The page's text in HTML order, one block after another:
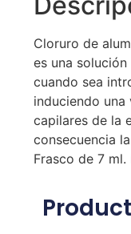
Cloruro de
es una
cuando sea
induciendo
capilares de la
consecuencia
Frasco de 7